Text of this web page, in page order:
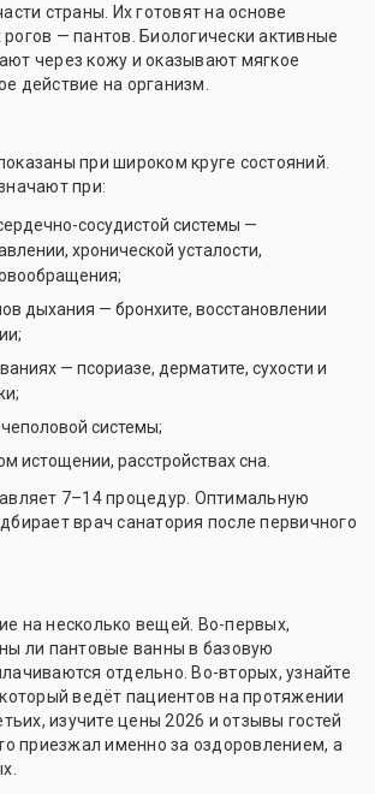
страны. Их готовят на основе
— пантов. Биологически активные
через кожу и оказывают мягкое
действие на организм.
при широком круге состояний.
при:
сосудистой системы —
хронической усталости,
дыхания — бронхите, восстановлении
— псориазе, дерматите, сухости и
системы;
истощении, расстройствах сна.
7–14 процедур. Оптимальную
врач санатория после первичного
на несколько вещей. Во-первых,
ли пантовые ванны в базовую
отдельно. Во-вторых, узнайте
ведёт пациентов на протяжении
изучите цены 2026 и отзывы гостей
приезжал именно за оздоровлением, а